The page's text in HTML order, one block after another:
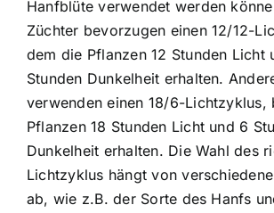
Hanfblüte verwendet werden
Züchter bevorzugen einen 12/12-
dem die Pflanzen 12 Stunden Licht
Stunden Dunkelheit erhalten.
verwenden einen 18/6-Lichtzyklus,
Pflanzen 18 Stunden Licht und 6
Dunkelheit erhalten. Die Wahl des
Lichtzyklus hängt von
ab, wie z.B. der Sorte des Hanfs